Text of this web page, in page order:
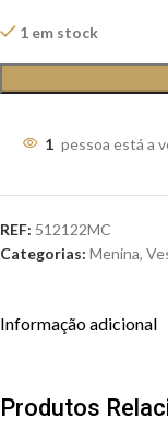
1 em stock
1 pessoa está a
REF: 512122MC
Categorias: Menina,
Informação adicional
Produtos